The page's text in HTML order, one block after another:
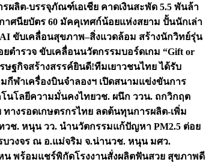
ผลิต-บรรจุภัณฑ์เอเชีย คาดเงินสะพัด 5.5 พันล้า
ศนียบัตร 60 มัคคุเทศก์น้อยแห่งสยาม ปั้นนักเล่า
ขับเคลื่อนสุขภาพ–สิ่งแวดล้อม สร้างนักวิทย์รุ่น
ยตำรวจ ขับเคลื่อนนวัตกรรมบอร์ดเกม “Gift or
ษฐกิจสร้างสรรค์ยินดี!ทีมเยาวชนไทย ได้รับ
กีฬาเครื่องบินจำลองฯ เปิดสนามแข่งขันการ
นโลยีความมั่นคงไทยวช. ผนึก ววน. ถกวิกฤต
างรอดเกษตรกรไทย ลดต้นทุนการผลิต-เพิ่ม
วช. หนุน วว. นำนวัตกรรมแก้ปัญหา PM2.5 ต่อย
วงจร ณ อ.แม่จริม จ.น่านวช. หนุน มศว.
น พร้อมแชร์พิกัดโรงงานสั่งผลิตฟันสวย สุขภาพดี